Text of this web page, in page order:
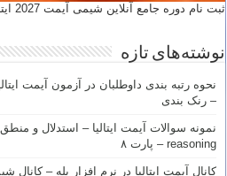
ثبت نام دوره جامع آنلاین شیمی آیمت 2027 ایتالیا - استاد مهدی نباتی
نوشته‌های تازه
– رنک بندی
reasoning – پارت ۸
کانال آیمت ایتالیا در نرم افزار بله – کانال